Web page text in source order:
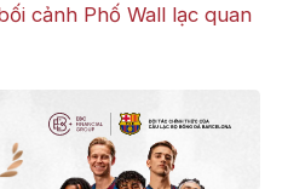
cảnh Phố Wall lạc quan